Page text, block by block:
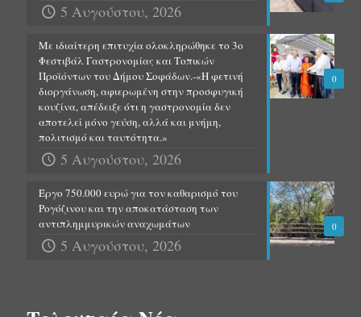
5 Αυγούστου, 2026
0
Με ιδιαίτερη επιτυχία ολοκληρώθηκε το 3ο
Φεστιβάλ Γαστρονομίας και Τοπικών
Προϊόντων του Δήμου Σοφάδων.-«Η φετινή
διοργάνωση, αφιερωμένη στην προσφυγική
κουζίνα, απέδειξε ότι η γαστρονομία δεν
αποτελεί μόνο γεύση, αλλά και μνήμη,
πολιτισμό και ταυτότητα.»
5 Αυγούστου, 2026
0
Έργο 750.000 ευρώ για τον καθαρισμό του
Ρογόζινου και την αποκατάσταση των
αντιπλημμυρικών αναχωμάτων
5 Αυγούστου, 2026